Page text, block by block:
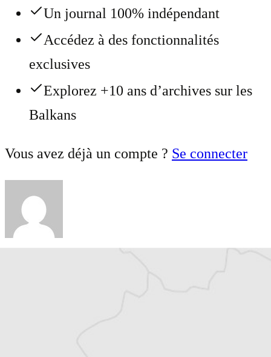
Un journal 100% indépendant
Accédez à des fonctionnalités
exclusives
Explorez +10 ans d’archives sur les
Balkans
Vous avez déjà un compte ? Se connecter